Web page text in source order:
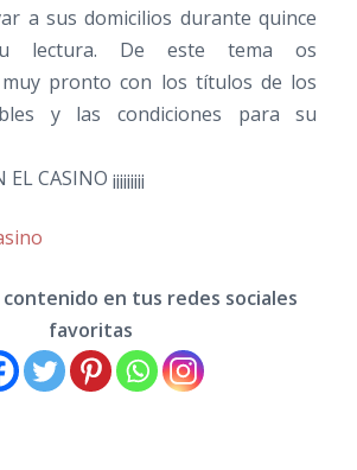
a sus domicilios durante quince
lectura. De este tema os
pronto con los títulos de los
y las condiciones para su
CASINO ¡¡¡¡¡¡¡¡¡
en tus redes sociales
favoritas